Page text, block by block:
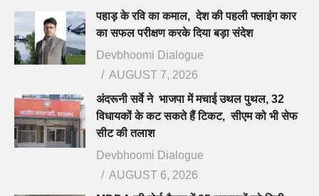
पहाड़ के रवि का कमाल, देश की पहली फ्लाइंग कार
का सफल परीक्षण करके दिया बड़ा संदेश
Devbhoomi Dialogue
AUGUST 7, 2026
अंदरूनी सर्वे ने भाजपा में मचाई उथल पुथल, 32
विधायकों के कट सकते हैं टिकट, सीएम को भी सेफ
सीट की तलाश
Devbhoomi Dialogue
AUGUST 6, 2026